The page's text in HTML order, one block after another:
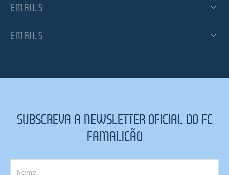
EMAILS
EMAILS
SUBSCREVA A NEWSLETTER OFICIAL DO FC
FAMALICÃO
Subscrição